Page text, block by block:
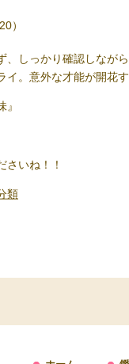
）
しっかり確認しなが
イ。意外な才能が開花
』
さいね！！
類